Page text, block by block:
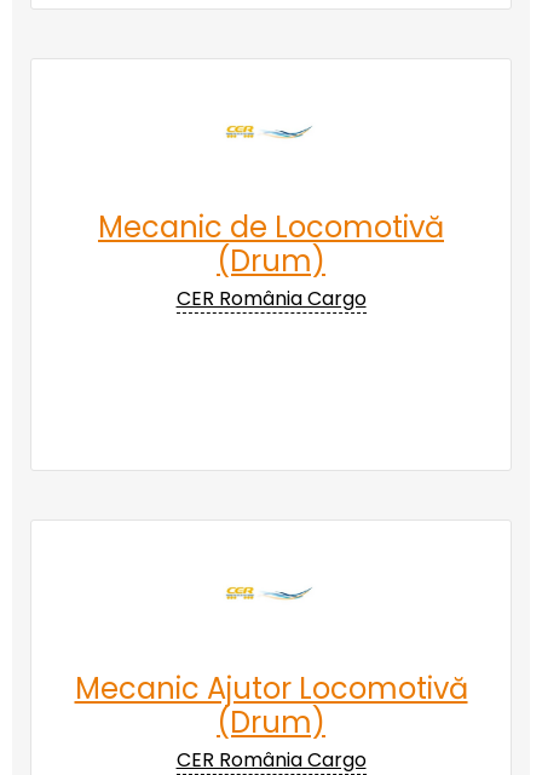
Mecanic de Locomotivă
(Drum)
CER România Cargo
Mecanic Ajutor Locomotivă
(Drum)
CER România Cargo